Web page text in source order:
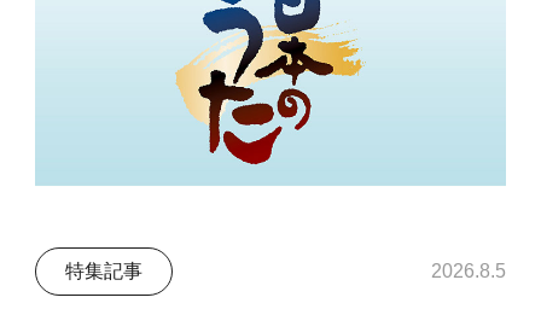
特集記事 2026.8.5